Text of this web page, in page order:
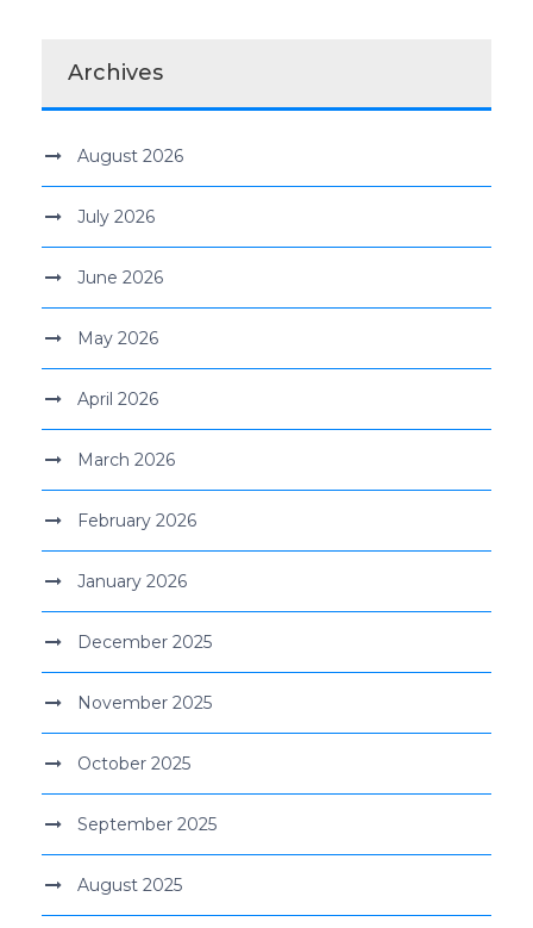
Archives
August 2026
July 2026
June 2026
May 2026
April 2026
March 2026
February 2026
January 2026
December 2025
November 2025
October 2025
September 2025
August 2025